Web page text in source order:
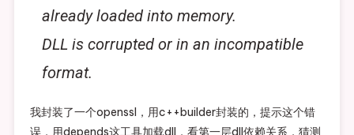
already loaded into memory.
DLL is corrupted or in an incompatible
format.
我封装了一个openssl，用c++builder封装的，提示这个错
误，用depends这工具加载dll，看第一层dll依赖关系，猜测